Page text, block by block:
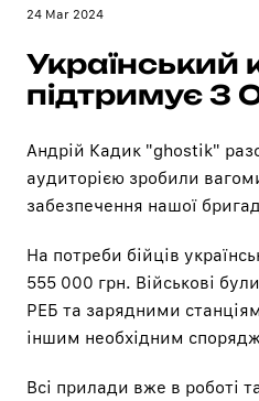
24 Mar 2024
Український
підтримує 3
Андрій Кадик "ghostik"
аудиторією зробили
забезпечення нашої
На потреби бійців
555 000 грн. Військові
РЕБ та зарядними
іншим необхідним
Всі прилади вже в роботі